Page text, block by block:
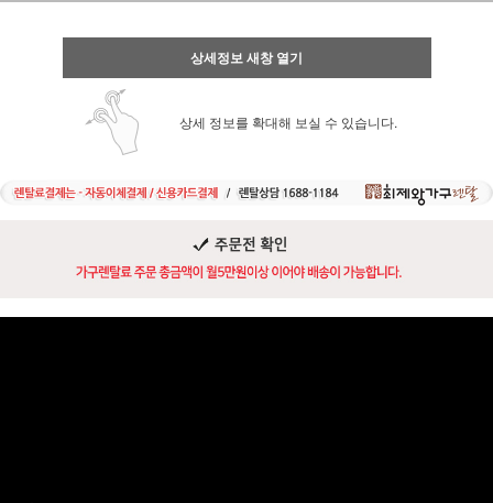
상세정보 새창 열기
상세 정보를 확대해 보실 수 있습니다.